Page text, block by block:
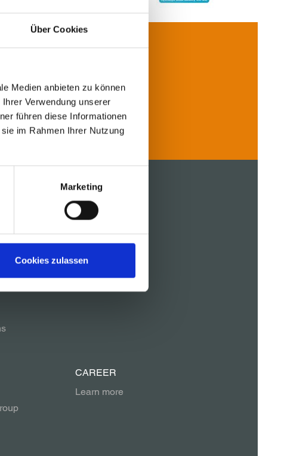
Über Cookies
Medien anbieten zu können
Verwendung unserer
führen diese Informationen
im Rahmen Ihrer Nutzung
Marketing
Cookies zulassen
Contact
REFERENCES
CAREER
Learn more